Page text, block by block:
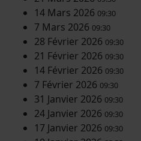
14 Mars 2026 09:30
7 Mars 2026 09:30
28 Février 2026 09:30
21 Février 2026 09:30
14 Février 2026 09:30
7 Février 2026 09:30
31 Janvier 2026 09:30
24 Janvier 2026 09:30
17 Janvier 2026 09:30